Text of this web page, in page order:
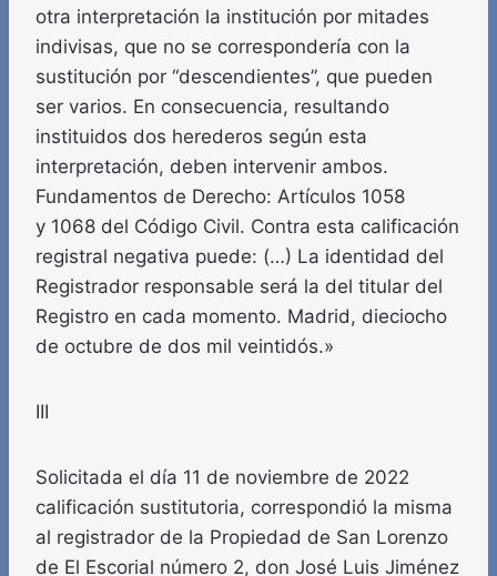
otra interpretación la institución por mitades
indivisas, que no se correspondería con la
sustitución por “descendientes”, que pueden
ser varios. En consecuencia, resultando
instituidos dos herederos según esta
interpretación, deben intervenir ambos.
Fundamentos de Derecho: Artículos 1058
y 1068 del Código Civil. Contra esta calificación
registral negativa puede: (…) La identidad del
Registrador responsable será la del titular del
Registro en cada momento. Madrid, dieciocho
de octubre de dos mil veintidós.»
III
Solicitada el día 11 de noviembre de 2022
calificación sustitutoria, correspondió la misma
al registrador de la Propiedad de San Lorenzo
de El Escorial número 2, don José Luis Jiménez